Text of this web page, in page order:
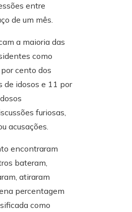
entre
de um mês.
a maioria das
como
cento dos
de idosos e 11 por
furiosas,
acusações.
encontraram
bateram,
atiraram
percentagem
como